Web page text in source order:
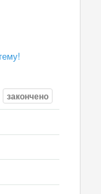
закончено